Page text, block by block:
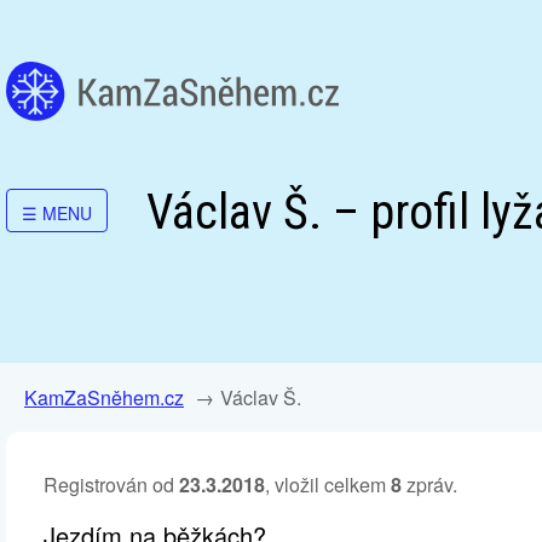
☰ MENU Václav Š. – profil
KamZaSněhem.cz Václav Š.
Registrován od 23.3.2018, vložil celkem8zpráv.